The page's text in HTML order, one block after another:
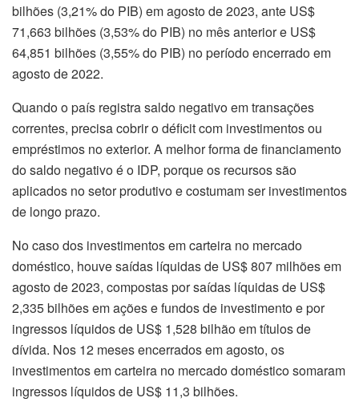
bilhões (3,21% do PIB) em agosto de 2023, ante US$
71,663 bilhões (3,53% do PIB) no mês anterior e US$
64,851 bilhões (3,55% do PIB) no período encerrado em
agosto de 2022.
Quando o país registra saldo negativo em transações
correntes, precisa cobrir o déficit com investimentos ou
empréstimos no exterior. A melhor forma de financiamento
do saldo negativo é o IDP, porque os recursos são
aplicados no setor produtivo e costumam ser investimentos
de longo prazo.
No caso dos investimentos em carteira no mercado
doméstico, houve saídas líquidas de US$ 807 milhões em
agosto de 2023, compostas por saídas líquidas de US$
2,335 bilhões em ações e fundos de investimento e por
ingressos líquidos de US$ 1,528 bilhão em títulos de
dívida. Nos 12 meses encerrados em agosto, os
investimentos em carteira no mercado doméstico somaram
ingressos líquidos de US$ 11,3 bilhões.